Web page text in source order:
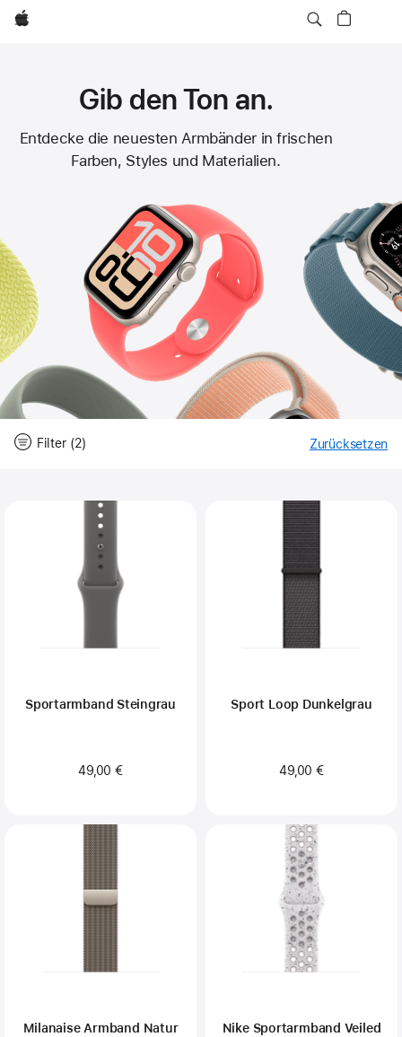
Apple
Apple
Armbänder
Gib den Ton an.
Entdecke die neuesten Armbänder in frischen
Farben, Styles und Materialien.
Filter (2) Zurücksetzen
Sportarmband Steingrau
49,00 €
Sport Loop Dunkelgrau
49,00 €
Milanaise Armband Natur
Nike Sportarmband Veiled